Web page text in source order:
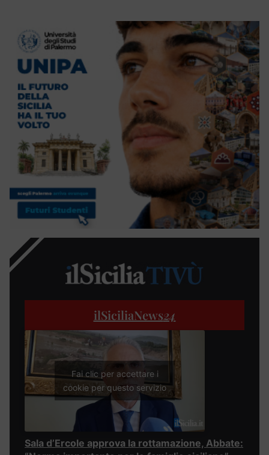
ilSiciliaNews24
Fai clic per accettare i
cookie per questo servizio
Sala d’Ercole approva la rottamazione, Abbate: